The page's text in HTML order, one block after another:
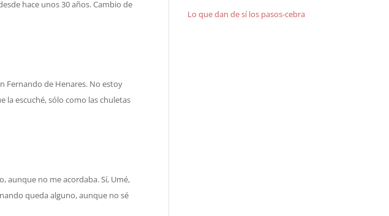
hace unos 30 años. Cambio de
Fernando de Henares. No estoy
la escuché, sólo como las chuletas
aunque no me acordaba. Sí, Umé,
queda alguno, aunque no sé
Lo que dan de sí los pasos-cebra